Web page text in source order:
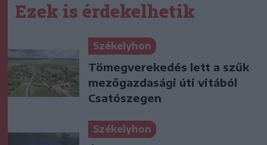
Ezek is érdekelhetik
Székelyhon
Tömegverekedés lett a szűk
mezőgazdasági úti vitából
Csatószegen
Székelyhon